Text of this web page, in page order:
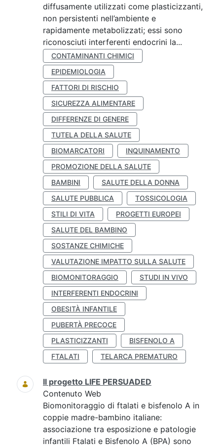
diffusamente utilizzati come plasticizzanti,
non persistenti nell’ambiente e
rapidamente metabolizzati; essi sono
riconosciuti interferenti endocrini la...
CONTAMINANTI CHIMICI
EPIDEMIOLOGIA
FATTORI DI RISCHIO
SICUREZZA ALIMENTARE
DIFFERENZE DI GENERE
TUTELA DELLA SALUTE
BIOMARCATORI
INQUINAMENTO
PROMOZIONE DELLA SALUTE
BAMBINI
SALUTE DELLA DONNA
SALUTE PUBBLICA
TOSSICOLOGIA
STILI DI VITA
PROGETTI EUROPEI
SALUTE DEL BAMBINO
SOSTANZE CHIMICHE
VALUTAZIONE IMPATTO SULLA SALUTE
BIOMONITORAGGIO
STUDI IN VIVO
INTERFERENTI ENDOCRINI
OBESITÀ INFANTILE
PUBERTÀ PRECOCE
PLASTICIZZANTI
BISFENOLO A
FTALATI
TELARCA PREMATURO
Il progetto LIFE PERSUADED
Contenuto Web
Biomonitoraggio di ftalati e bisfenolo A in
coppie madre-bambino italiane:
associazione tra esposizione e patologie
infantili Ftalati e Bisfenolo A (BPA) sono